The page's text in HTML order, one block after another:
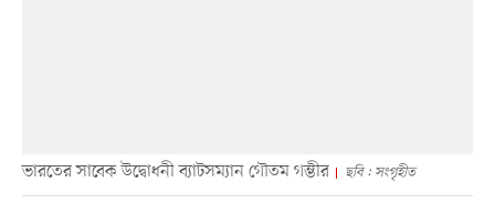
ভারতের সাবেক উদ্বোধনী ব্যাটসম্যান গৌতম গম্ভীর ছবি : সংগৃহীত